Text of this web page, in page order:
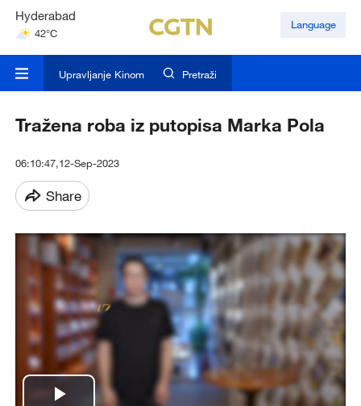
Hyderabad
42°C
Mumbai
Kuala Lumpur
Language
Upravljanje Kinom Pretraži
Tražena roba iz putopisa Marka Pola
06:10:47,12-Sep-2023
Share